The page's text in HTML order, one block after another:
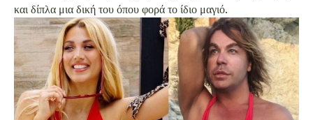
και δίπλα μια δική του όπου φορά το ίδιο μαγιό.